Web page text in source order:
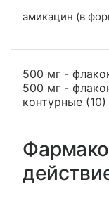
амикацин (в
500 мг -
500 мг -
контурные